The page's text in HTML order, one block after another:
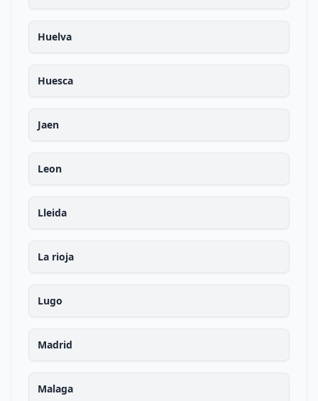
Huelva
Huesca
Jaen
Leon
Lleida
La rioja
Lugo
Madrid
Malaga